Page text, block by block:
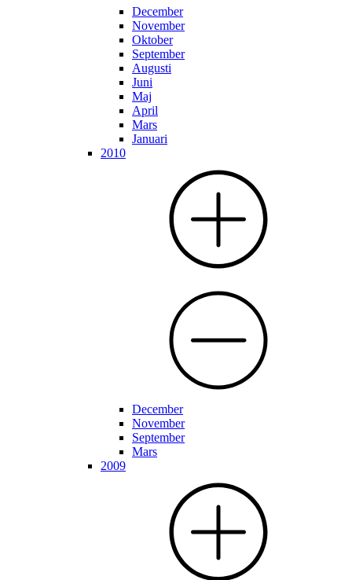
December
November
Oktober
September
Augusti
Juni
Maj
April
Mars
Januari
2010
December
November
September
Mars
2009